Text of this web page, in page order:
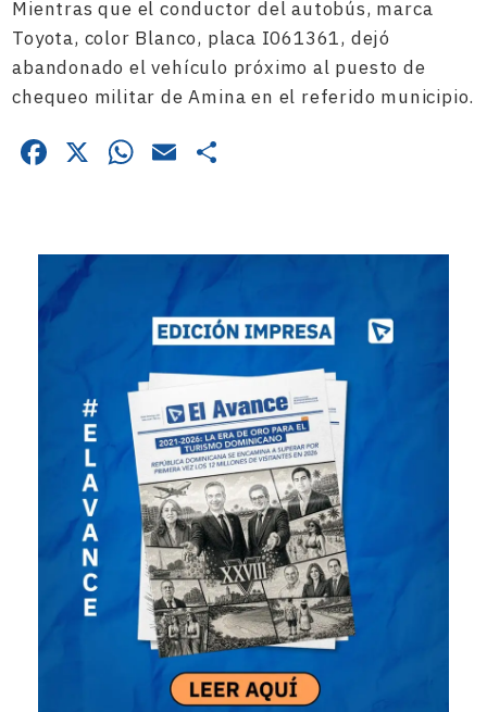
Mientras que el conductor del autobús, marca
Toyota, color Blanco, placa I061361, dejó
abandonado el vehículo próximo al puesto de
chequeo militar de Amina en el referido municipio.
Facebook
X WhatsApp
Email